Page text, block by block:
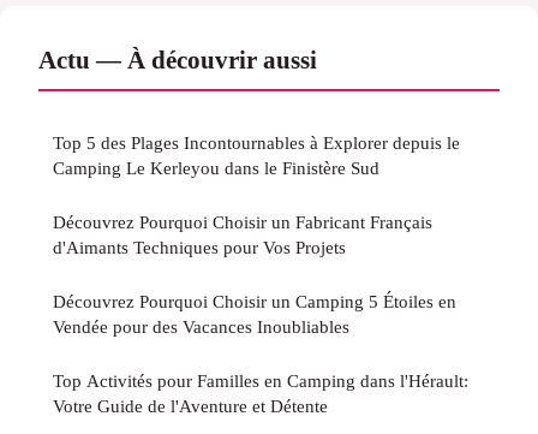
Actu — À découvrir aussi
Top 5 des Plages Incontournables à Explorer depuis le
Camping Le Kerleyou dans le Finistère Sud
Découvrez Pourquoi Choisir un Fabricant Français
d'Aimants Techniques pour Vos Projets
Découvrez Pourquoi Choisir un Camping 5 Étoiles en
Vendée pour des Vacances Inoubliables
Top Activités pour Familles en Camping dans l'Hérault:
Votre Guide de l'Aventure et Détente